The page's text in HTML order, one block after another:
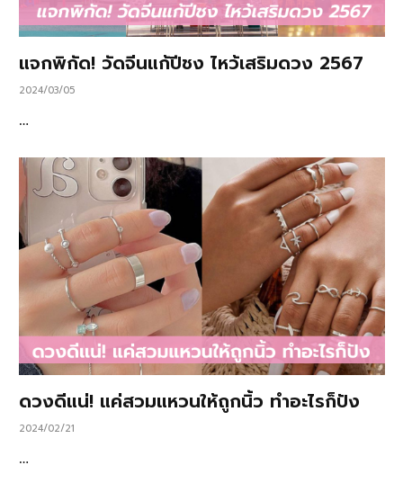
แจกพิกัด! วัดจีนแก้ปีชง ไหว้เสริมดวง 2567
2024/03/05
…
ดวงดีแน่! แค่สวมแหวนให้ถูกนิ้ว ทำอะไรก็ปัง
2024/02/21
…